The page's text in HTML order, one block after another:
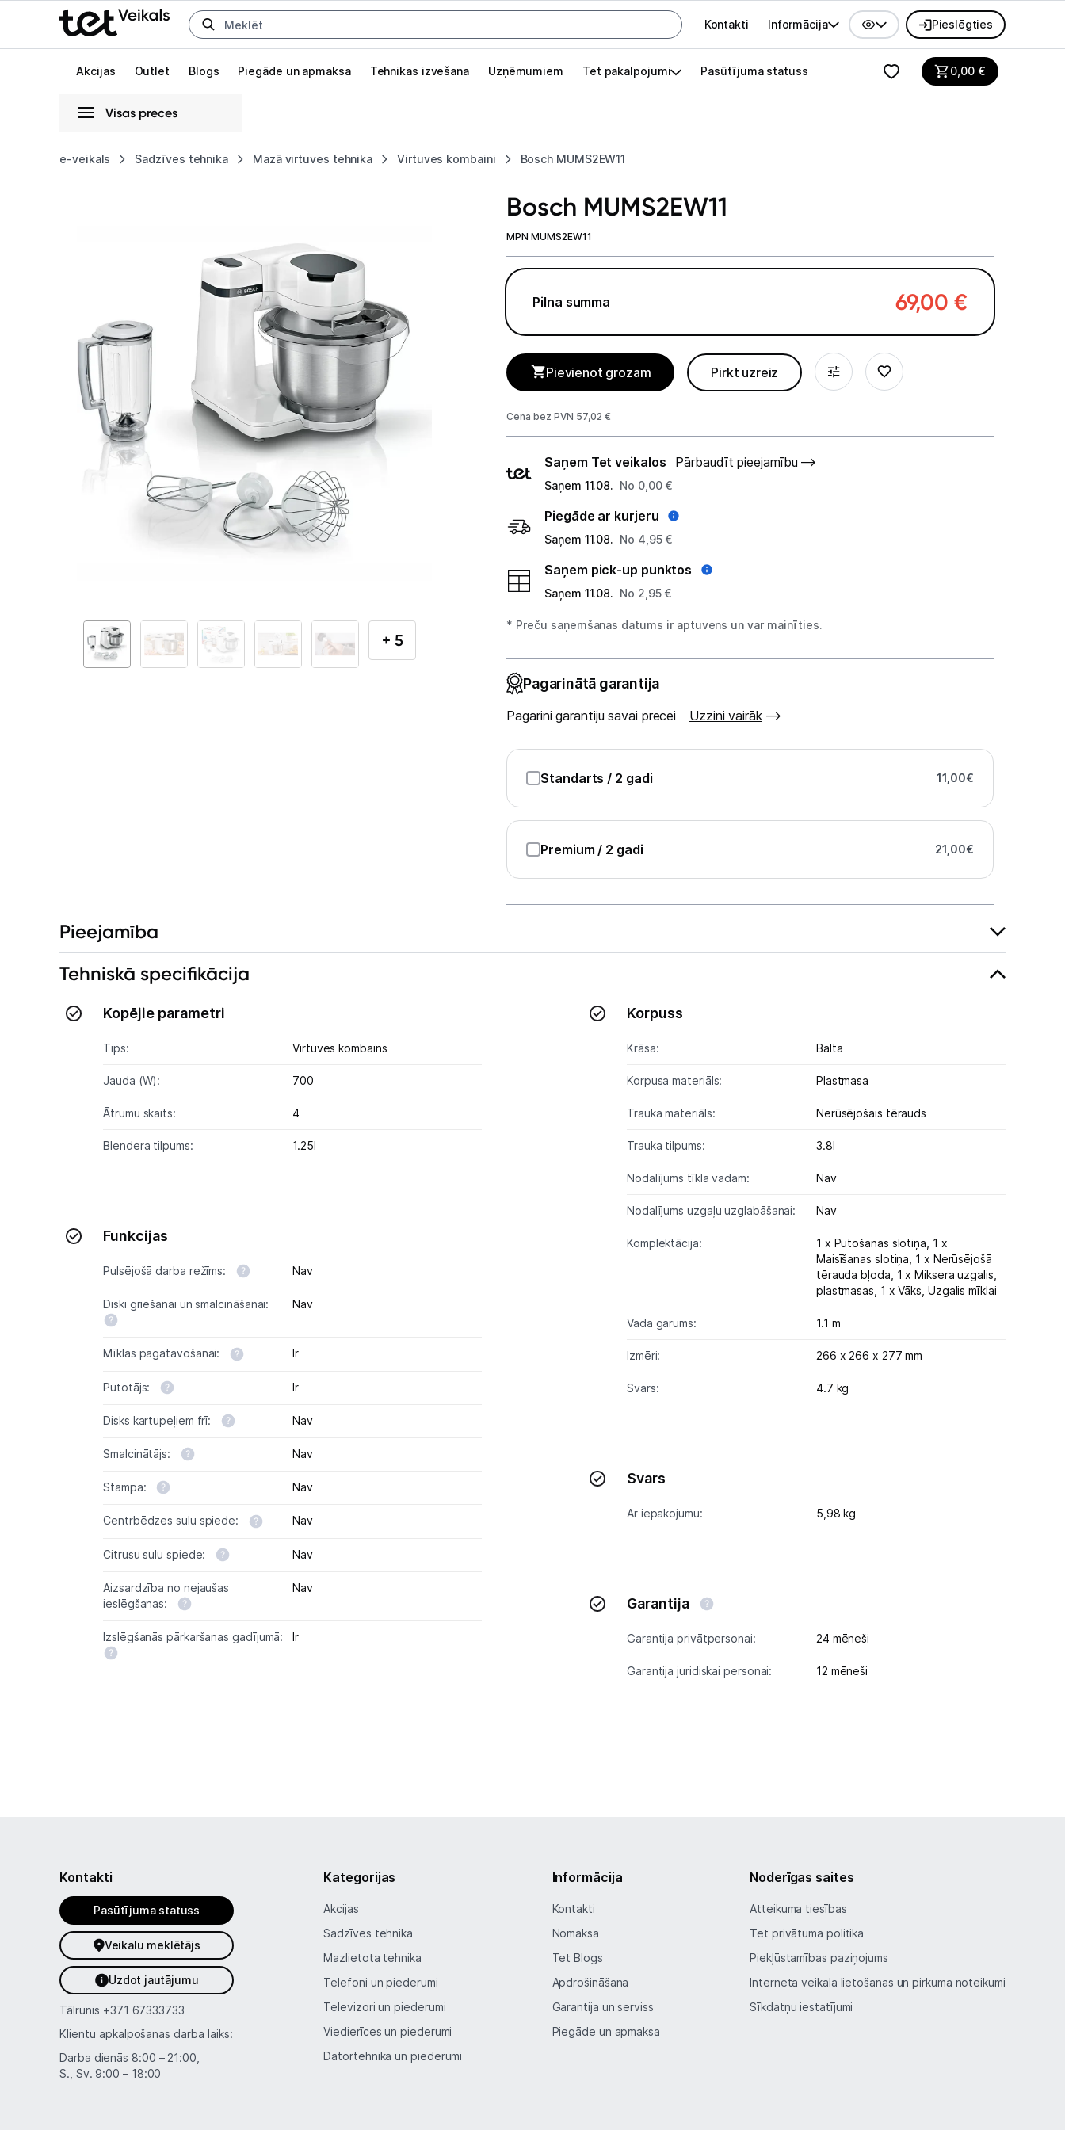
Uz kategorijam Uz galveno saturu
Galvenes izvēlne
Kontakti Informācija Pieslēgties
Akcijas Outlet Blogs Piegāde un apmaksa Tehnikas izvešana Uzņēmumiem Tet pakalpojumi Pasūtījuma statuss 0,00€
Visas preces
e-veikals Sadzīves tehnika Mazā virtuves tehnika Virtuves kombaini Bosch MUMS2EW11
Pieslēgties
Datortehnika
Telefoni, planšetdatori
Sadzīves tehnika
Kafijas pagatavošana
Mikroviļņu krāsnis
+ 5
Bosch MUMS2EW11
MPN MUMS2EW11
Pilna summa 69,00 €
Pievienot grozam Pirkt uzreiz
Cena bez PVN 57,02 €
Piegādes
veidi
Saņem Tet veikalos Pārbaudīt pieejamību
Saņem 11.08. No 0,00 €
Piegāde ar kurjeru
Saņem 11.08. No 4,95 €
Saņem pick-up punktos
Saņem 11.08. No 2,95 €
* Preču saņemšanas datums ir aptuvens un var mainīties.
Pagarinātā garantija
Pagarini garantiju savai precei Uzzini vairāk
Standarts / 2 gadi 11,00€
Premium / 2 gadi 21,00€
Pieejamība
Tehniskā specifikācija
Kopējie parametri
Tips: Virtuves kombains
Jauda (W): 700
Ātrumu skaits: 4
Blendera tilpums: 1.25l
Funkcijas
Pulsējošā darba režīms: Nav
Diski griešanai un smalcināšanai: Nav
Mīklas pagatavošanai: Ir
Putotājs: Ir
Disks kartupeļiem frī: Nav
Smalcinātājs: Nav
Stampa: Nav
Centrbēdzes sulu spiede: Nav
Citrusu sulu spiede: Nav
Aizsardzība no nejaušas
ieslēgšanas:
Nav
Izslēgšanās pārkaršanas gadījumā: Ir
Korpuss
Krāsa: Balta
Korpusa materiāls: Plastmasa
Trauka materiāls: Nerūsējošais tērauds
Trauka tilpums: 3.8l
Nodalījums tīkla vadam: Nav
Nodalījums uzgaļu uzglabāšanai: Nav
Komplektācija: 1 x Putošanas slotiņa, 1 x
Maisīšanas slotiņa, 1 x Nerūsējošā
tērauda bļoda, 1 x Miksera uzgalis,
plastmasas, 1 x Vāks, Uzgalis mīklai
Vada garums: 1.1 m
Izmēri: 266 x 266 x 277 mm
Svars: 4.7 kg
Svars
Ar iepakojumu: 5,98 kg
Garantija
Garantija privātpersonai: 24 mēneši
Garantija juridiskai personai: 12 mēneši
Kontakti
Pasūtījuma statuss
Veikalu meklētājs
Uzdot jautājumu
Tālrunis +371 67333733
Klientu apkalpošanas darba laiks:
Darba dienās 8:00 – 21:00,
S., Sv. 9:00 – 18:00
Kategorijas
Akcijas
Sadzīves tehnika
Mazlietota tehnika
Telefoni un piederumi
Televizori un piederumi
Viedierīces un piederumi
Datortehnika un piederumi
Informācija
Kontakti
Nomaksa
Tet Blogs
Apdrošināšana
Garantija un serviss
Piegāde un apmaksa
Noderīgas saites
Atteikuma tiesības
Tet privātuma politika
Piekļūstamības paziņojums
Interneta veikala lietošanas un pirkuma noteikumi
Sīkdatņu iestatījumi